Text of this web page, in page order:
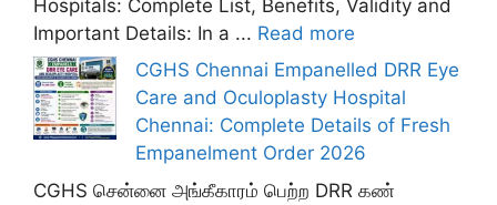
Hospitals: Complete List, Benefits, Validity and
Important Details: In a ... Read more
CGHS Chennai Empanelled DRR Eye
Care and Oculoplasty Hospital
Chennai: Complete Details of Fresh
Empanelment Order 2026
CGHS சென்னை அங்கீகாரம் பெற்ற DRR கண்